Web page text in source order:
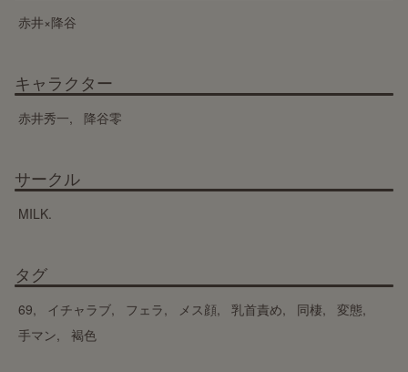
赤井×降谷
キャラクター
赤井秀一 降谷零
サークル
MILK.
タグ
69 イチャラブ フェラ メス顔 乳首責め 同棲
変態
手マン
褐色